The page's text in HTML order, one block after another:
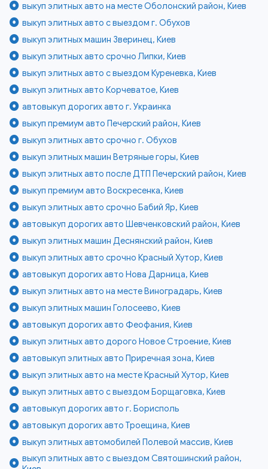
выкуп элитных авто на месте Оболонский район, Киев
выкуп элитных авто с выездом г. Обухов
выкуп элитных машин Зверинец, Киев
выкуп элитных авто срочно Липки, Киев
выкуп элитных авто с выездом Куреневка, Киев
выкуп элитных авто Корчеватое, Киев
автовыкуп дорогих авто г. Украинка
выкуп премиум авто Печерский район, Киев
выкуп элитных авто срочно г. Обухов
выкуп элитных машин Ветряные горы, Киев
выкуп элитных авто после ДТП Печерский район, Киев
выкуп премиум авто Воскресенка, Киев
выкуп элитных авто срочно Бабий Яр, Киев
автовыкуп дорогих авто Шевченковский район, Киев
выкуп элитных машин Деснянский район, Киев
выкуп элитных авто срочно Красный Хутор, Киев
автовыкуп дорогих авто Нова Дарница, Киев
выкуп элитных авто на месте Виноградарь, Киев
выкуп элитных машин Голосеево, Киев
автовыкуп дорогих авто Феофания, Киев
выкуп элитных авто дорого Новое Строение, Киев
автовыкуп элитных авто Приречная зона, Киев
выкуп элитных авто на месте Красный Хутор, Киев
выкуп элитных авто с выездом Борщаговка, Киев
автовыкуп дорогих авто г. Борисполь
автовыкуп дорогих авто Троещина, Киев
выкуп элитных автомобилей Полевой массив, Киев
выкуп элитных авто с выездом Святошинский район,